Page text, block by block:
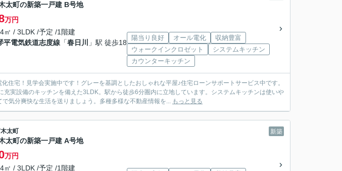
太町の新築一戸建 B号地
万円
㎡ / 3LDK /予定 /1階建
平電気鉄道志度線 「春日川
」駅 徒歩18
陽当り良好 オール電化
収納豊富
ウォークインクロゼット
システムキッチン
カウンターキッチン
住宅！見学会実施中です！グレーを基調としたおしゃれな平屋♪住宅ローンサポートサービス中です。
気分爽快な生活を送りましょう。多種多様な不動産情報を... もっと見る
新築
木太町
太町の新築一戸建 A号地
万円
㎡ / 3LDK /予定 /1階建